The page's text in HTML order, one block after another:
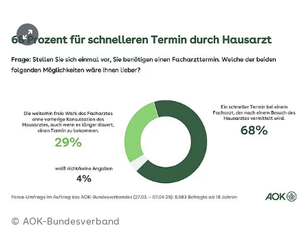
© AOK-Bundesverband